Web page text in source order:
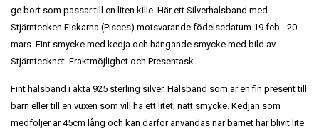
ge bort som passar till en liten kille. Här ett Silverhalsband med
Stjärntecken Fiskarna (Pisces) motsvarande födelsedatum 19 feb - 20
mars. Fint smycke med kedja och hängande smycke med bild av
Stjärntecknet. Fraktmöjlighet och Presentask.
Fint halsband i äkta 925 sterling silver. Halsband som är en fin present till
barn eller till en vuxen som vill ha ett litet, nätt smycke. Kedjan som
medföljer är 45cm lång och kan därför användas när barnet har blivit lite